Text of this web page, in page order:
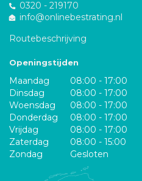
0320 - 219170
info@onlinebestrating.nl
Routebeschrijving
Openingstijden
Maandag
08:00 - 17:00
Dinsdag
08:00 - 17:00
Woensdag
08:00 - 17:00
Donderdag
08:00 - 17:00
Vrijdag
08:00 - 17:00
Zaterdag
08:00 - 15:00
Zondag
Gesloten